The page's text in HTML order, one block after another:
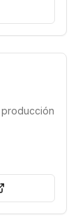
producción